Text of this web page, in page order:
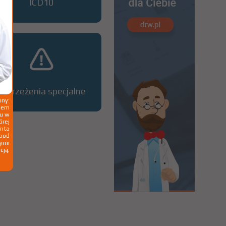
ICD10
specjalne
w